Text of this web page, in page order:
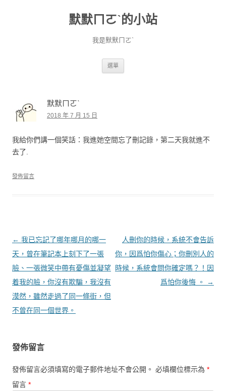
默默ㄇㄛˋ的小站
我是默默ㄇㄛˋ
選單
默默ㄇㄛˋ
2018 年 7 月 15 日
我給你們講一個笑話：我進她空間忘了刪記錄，第二天我就進不
去了.
發佈留言
文章導覽
← 我已忘記了哪年哪月的哪一
天，曾在筆記本上刻下了一張
臉、一張微笑中帶有憂傷並凝望
着我的臉，你沒有欺騙，我沒有
漠然，雖然走過了同一條街，但
不曾在同一個世界。
人刪你的時候，系統不會告訴
你，因爲怕你傷心；你刪別人的
時候，系統會問你確定嗎？！因
爲怕你後悔 。
→
發佈留言
發佈留言必須填寫的電子郵件地址不會公開。 必填欄位標示為 *
留言 *